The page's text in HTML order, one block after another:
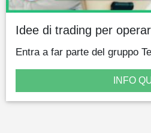
Idee di trading per
Entra a far parte del gruppo
INFO